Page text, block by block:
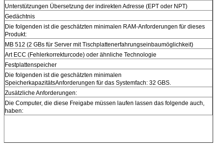
Unterstützungen Übersetzung der indirekten Adresse (EPT oder NPT)
Gedächtnis
Die folgenden ist die geschätzten minimalen RAM-Anforderungen für dieses
Produkt:
MB 512 (2 GBs für Server mit Tischplattenerfahrungseinbaumöglichkeit)
Art ECC (Fehlerkorrekturcode) oder ähnliche Technologie
Festplattenspeicher
Die folgenden ist die geschätzten minimalen
SpeicherkapazitätsAnforderungen für das Systemfach: 32 GBS.
Zusätzliche Anforderungen:
Die Computer, die diese Freigabe müssen laufen lassen das folgende auch,
haben: